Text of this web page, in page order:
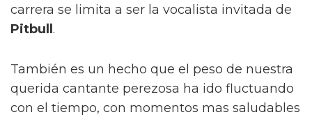
carrera se limita a ser la vocalista invitada de
Pitbull .
También es un hecho que el peso de nuestra
querida cantante perezosa ha ido fluctuando
con el tiempo, con momentos mas saludables